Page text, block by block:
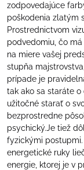
zodpovedajúce
poškodenia zlatým
Prostrednictvom
podvedomiu, čo
na miere vašej
stupňa
prípade je
tak ako sa staráte
užitočné starať o
bezprostredne
psychický.Je tiež
fyzickými postupmi.
energetické ruky
energie, ktorej je v